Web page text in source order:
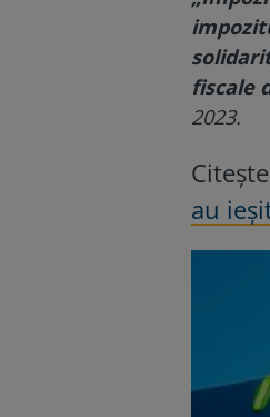
fiscale
2023.
au